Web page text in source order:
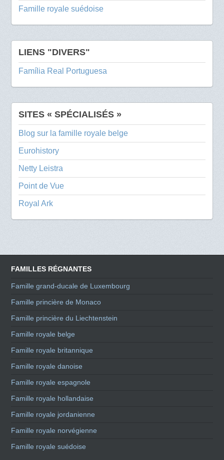
Famille royale suédoise
LIENS "DIVERS"
Família Real Portuguesa
SITES « SPÉCIALISÉS »
Blog sur la famille royale belge
Eurohistory
Netty Leistra
Point de Vue
Royal Ark
FAMILLES RÉGNANTES
Famille grand-ducale de Luxembourg
Famille princière de Monaco
Famille princière du Liechtenstein
Famille royale belge
Famille royale britannique
Famille royale danoise
Famille royale espagnole
Famille royale hollandaise
Famille royale jordanienne
Famille royale norvégienne
Famille royale suédoise